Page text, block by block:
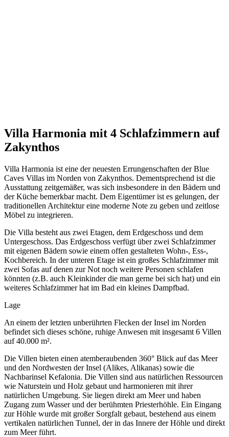
Villa Harmonia mit 4 Schlafzimmern auf
Zakynthos
Villa Harmonia ist eine der neuesten Errungenschaften der Blue
Caves Villas im Norden von Zakynthos. Dementsprechend ist die
Ausstattung zeitgemäßer, was sich insbesondere in den Bädern und
der Küche bemerkbar macht. Dem Eigentümer ist es gelungen, der
traditionellen Architektur eine moderne Note zu geben und zeitlose
Möbel zu integrieren.
Die Villa besteht aus zwei Etagen, dem Erdgeschoss und dem
Untergeschoss. Das Erdgeschoss verfügt über zwei Schlafzimmer
mit eigenen Bädern sowie einem offen gestalteten Wohn-, Ess-,
Kochbereich. In der unteren Etage ist ein großes Schlafzimmer mit
zwei Sofas auf denen zur Not noch weitere Personen schlafen
könnten (z.B. auch Kleinkinder die man gerne bei sich hat) und ein
weiteres Schlafzimmer hat im Bad ein kleines Dampfbad.
Lage
An einem der letzten unberührten Flecken der Insel im Norden
befindet sich dieses schöne, ruhige Anwesen mit insgesamt 6 Villen
auf 40.000 m².
Die Villen bieten einen atemberaubenden 360° Blick auf das Meer
und den Nordwesten der Insel (Alikes, Alikanas) sowie die
Nachbarinsel Kefalonia. Die Villen sind aus natürlichen Ressourcen
wie Naturstein und Holz gebaut und harmonieren mit ihrer
natürlichen Umgebung. Sie liegen direkt am Meer und haben
Zugang zum Wasser und der berühmten Priesterhöhle. Ein Eingang
zur Höhle wurde mit großer Sorgfalt gebaut, bestehend aus einem
vertikalen natürlichen Tunnel, der in das Innere der Höhle und direkt
zum Meer führt.